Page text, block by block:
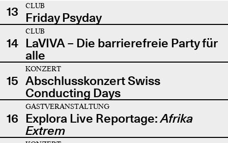
13
CLUB
Friday Psyday
14
CLUB
LaVIVA – Die barrierefreie Party für
alle
15
KONZERT
Abschlusskonzert Swiss
Conducting Days
16
GASTVERANSTALTUNG
Explora Live Reportage:Afrika
Extrem